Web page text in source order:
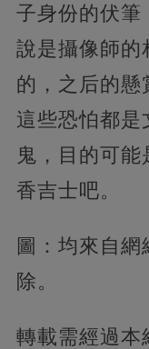
子身份的伏筆
說是攝像師的
的，之后的懸
這些恐怕都是
鬼，目的可
香吉士吧。
圖：均來自網
除。
轉載需經過本